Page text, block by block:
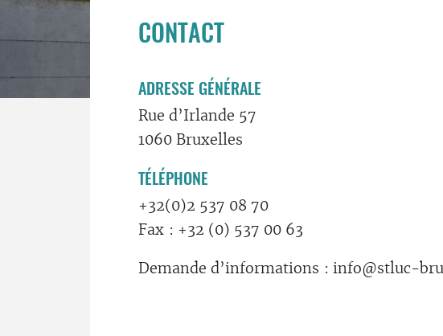
CONTACT
ADRESSE GÉNÉRALE
Rue d’Irlande 57
1060 Bruxelles
TÉLÉPHONE
+32(0)2 537 08 70
Fax : +32 (0) 537 00 63
Demande d’informations : info@stluc-